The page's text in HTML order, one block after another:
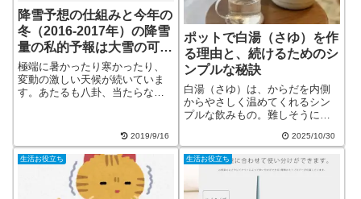
降雪予想の仕組みと今年の
冬（2016-2017年）の降雪
量の私的予報は大雪の可能
性？
極端に暑かったり寒かったり、
変動の激しい天候が続いていま
す。あたるも八卦、当たらない
うでしょうか？異常気象が続く
と気になるところです。ちなみ
に管理人が気象予報で一番気に
2019/9/16
ポットで白湯（さゆ）を作
る理由と、続けるためのシ
ンプルな秘訣
白湯（さゆ）は、からだを内側
からやさしく温めてくれるシン
プルな飲みもの。難しそうに感
ットでもOKです。この記事で
は、「白湯とお湯の違い」「ポ
ットでの作り方」「続けるコ
ツ」まで、初心者さんにもわか
りやすく、やさしい...
2025/10/30
生活お役立ち 生活お役立ち